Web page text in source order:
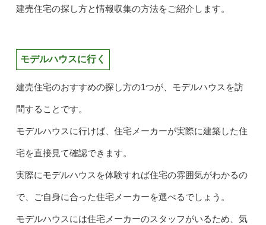
建売住宅の探し方と情報収集の方法をご紹介します。
モデルハウスに行く
建売住宅のおすすめの探し方の1つが、モデルハウスを訪
問することです。
モデルハウスに行けば、住宅メーカーが実際に建築した住
宅を直接見て確認できます。
実際にモデルハウスを体験すれば住宅の雰囲気がわかるの
で、ご自身に合った住宅メーカーを選べるでしょう。
モデルハウスには住宅メーカーのスタッフがいるため、気